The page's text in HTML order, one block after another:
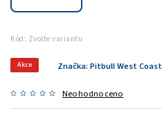
Kód: Zvolte variantu
Akce
Neohodnoceno
Značka: Pitbull West Coast